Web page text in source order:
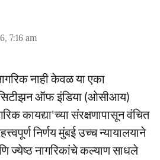
7:16 am
नाही केवळ या एका
ऑफ इंडिया (ओसीआय)
कायद्या'च्या संरक्षणापासून वंचित
निर्णय मुंबई उच्च न्यायालयाने
ज्येष्ठ नागरिकांचे कल्याण साधले